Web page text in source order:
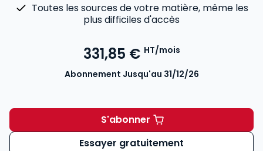
Toutes les sources de votre matière, même les
plus difficiles d'accès
331,85 € HT/mois
Abonnement Jusqu'au 31/12/26
S'abonnerELnet Santé, bioéthique,
Essayer gratuitement